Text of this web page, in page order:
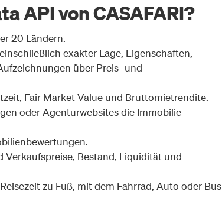
API von CASAFARI?
20 Ländern.
exakter Lage, Eigenschaften,
über Preis- und
Fair Market Value und Bruttomietrendite.
oder Agenturwebsites die Immobilie
Bestand, Liquidität und
zu Fuß, mit dem Fahrrad, Auto oder Bus